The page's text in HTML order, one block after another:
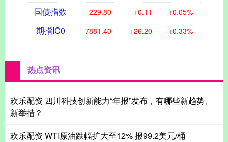
国债指数 229.80 +0.11 +0.05%
期指IC0 7881.40 +26.20 +0.33%
热点资讯
欢乐配资 四川科技创新能力“年报”发布，有哪些新趋势、
新举措？
欢乐配资 WTI原油跌幅扩大至12% 报99.2美元/桶